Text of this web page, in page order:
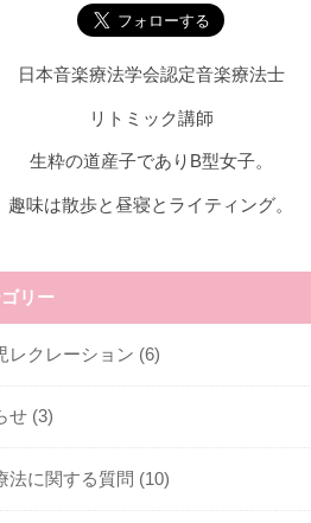
日本音楽療法学会認定音楽療法士
リトミック講師
生粋の道産子でありB型女子。
趣味は散歩と昼寝とライティング。
リー
レクレーション (6)
せ (3)
法に関する質問 (10)